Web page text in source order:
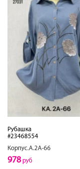
Рубашка
#23468554
Корпус.А.2А-66
978руб